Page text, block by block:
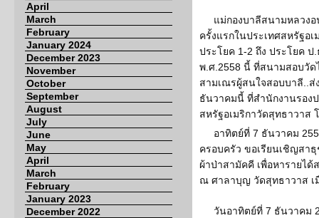
April
March
February
January 2024
December 2023
November
October
September
August
July
June
May
April
March
February
January 2023
December 2022
แม่กองบาลีสนามหลวง
ครั้งแรกในประเทศสหรัฐอ
ประโยค 1-2 ถึง ประโยค
พ.ศ.2558 นี้ ที่สนามสอบวั
สามเณรผู้สนใจสอบบาลี..
ธันวาคมนี้ ที่สำนักงานรอง
สหรัฐอเมริกาวัดสุทธาวาส
อาทิตย์ที่ 7 ธันวาคม
ครอบครัว ขอเรียนเชิญสา
ผ้าป่าสามัคคี เพื่อหารายได้
ณ ศาลาบุญ วัดสุทธาวาส เ
วันอาทิตย์ที่ 7 ธันวาคม